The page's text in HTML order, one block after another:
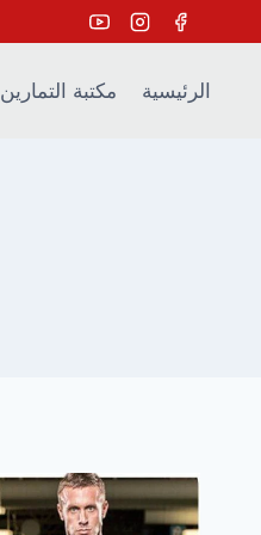
to
contentالرئيسية مكتبة التمارين